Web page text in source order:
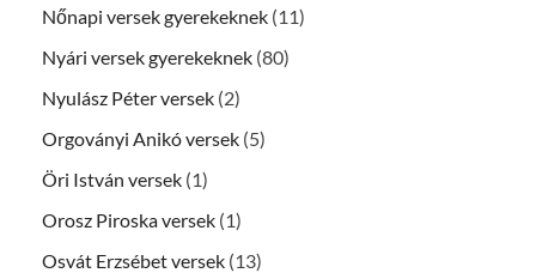
Nőnapi versek gyerekeknek (11)
Nyári versek gyerekeknek (80)
Nyulász Péter versek (2)
Orgoványi Anikó versek (5)
Öri István versek (1)
Orosz Piroska versek (1)
Osvát Erzsébet versek (13)